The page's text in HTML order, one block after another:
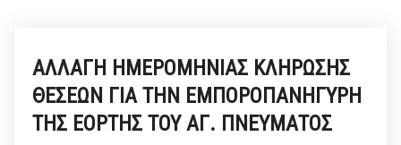
ΑΛΛΑΓΗ ΗΜΕΡΟΜΗΝΙΑΣ ΚΛΗΡΩΣΗΣ
ΘΕΣΕΩΝ ΓΙΑ ΤΗΝ ΕΜΠΟΡΟΠΑΝΗΓΥΡΗ
ΤΗΣ ΕΟΡΤΗΣ ΤΟΥ ΑΓ. ΠΝΕΥΜΑΤΟΣ